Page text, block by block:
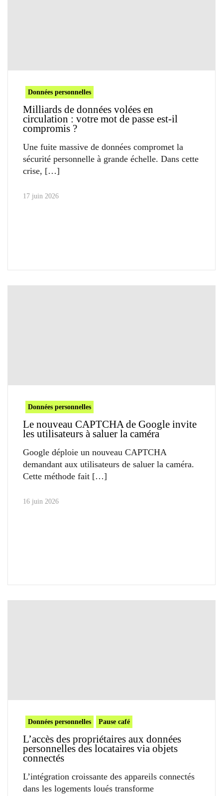
Données personnelles
Milliards de données volées en
circulation : votre mot de passe est-il
compromis ?
Une fuite massive de données compromet la
sécurité personnelle à grande échelle. Dans cette
crise,
17 juin 2026
Données personnelles
Le nouveau CAPTCHA de Google invite
les utilisateurs à saluer la caméra
Google déploie un nouveau CAPTCHA
demandant aux utilisateurs de saluer la caméra.
Cette méthode fait
16 juin 2026
Données personnelles Pause café
L’accès des propriétaires aux données
personnelles des locataires via objets
connectés
L’intégration croissante des appareils connectés
dans les logements loués transforme